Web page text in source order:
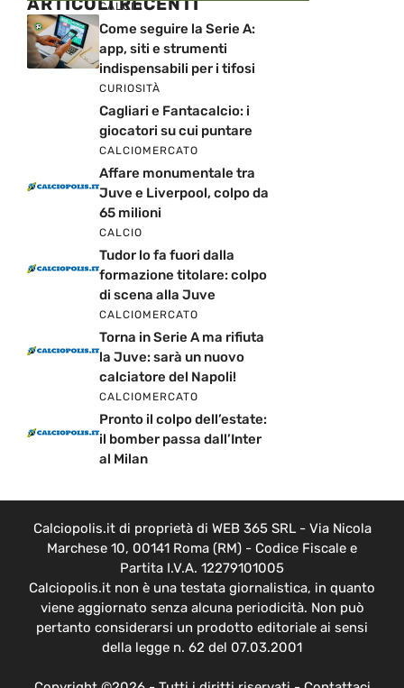
CALCIO
Come seguire la Serie A:
app, siti e strumenti
indispensabili per i tifosi
CURIOSITÀ
Cagliari e Fantacalcio: i
giocatori su cui puntare
CALCIOMERCATO
Affare monumentale tra
Juve e Liverpool, colpo da
65 milioni
CALCIO
Tudor lo fa fuori dalla
formazione titolare: colpo
di scena alla Juve
CALCIOMERCATO
Torna in Serie A ma rifiuta
la Juve: sarà un nuovo
calciatore del Napoli!
CALCIOMERCATO
Pronto il colpo dell’estate:
il bomber passa dall’Inter
al Milan
Calciopolis.it di proprietà di WEB 365 SRL - Via Nicola
Marchese 10, 00141 Roma (RM) - Codice Fiscale e
Partita I.V.A. 12279101005
Calciopolis.it non è una testata giornalistica, in quanto
viene aggiornato senza alcuna periodicità. Non può
pertanto considerarsi un prodotto editoriale ai sensi
della legge n. 62 del 07.03.2001